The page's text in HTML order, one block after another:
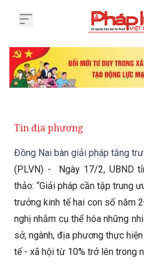
Tin địa phương
Đồng Nai bàn giải pháp tăng
(PLVN) - Ngày 17/2, UBND
thảo: “Giải pháp cần tập trung
trưởng kinh tế hai con số năm
nghị nhằm cụ thể hóa những
sở, ngành, địa phương thực
tế - xã hội từ 10% trở lên trong